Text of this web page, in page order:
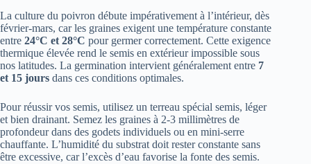
La culture du poivron débute impérativement à l’intérieur, dès
février-mars, car les graines exigent une température constante
entre 24°C et 28°C pour germer correctement. Cette exigence
thermique élevée rend le semis en extérieur impossible sous
nos latitudes. La germination intervient généralement entre 7
et 15 jours dans ces conditions optimales.
Pour réussir vos semis, utilisez un terreau spécial semis, léger
et bien drainant. Semez les graines à 2-3 millimètres de
profondeur dans des godets individuels ou en mini-serre
chauffante. L’humidité du substrat doit rester constante sans
être excessive, car l’excès d’eau favorise la fonte des semis.